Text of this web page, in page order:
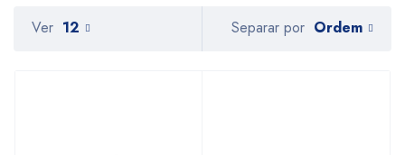
Separar por Ordem
Ver 12